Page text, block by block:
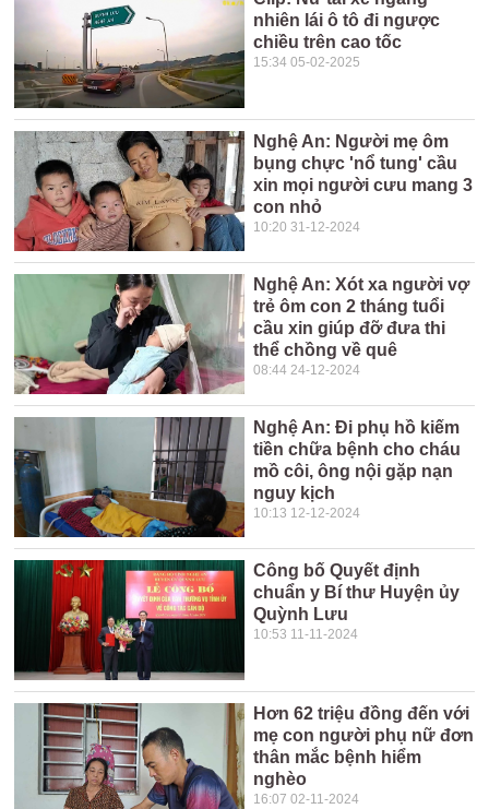
nhiên lái ô tô đi ngược
chiều trên cao tốc
15:34 05-02-2025
Nghệ An: Người mẹ ôm
bụng chực 'nổ tung' cầu
xin mọi người cưu mang 3
con nhỏ
10:20 31-12-2024
Nghệ An: Xót xa người vợ
trẻ ôm con 2 tháng tuổi
cầu xin giúp đỡ đưa thi
thể chồng về quê
08:44 24-12-2024
Nghệ An: Đi phụ hồ kiếm
tiền chữa bệnh cho cháu
mồ côi, ông nội gặp nạn
nguy kịch
10:13 12-12-2024
Công bố Quyết định
chuẩn y Bí thư Huyện ủy
Quỳnh Lưu
10:53 11-11-2024
Hơn 62 triệu đồng đến với
mẹ con người phụ nữ đơn
thân mắc bệnh hiểm
nghèo
16:07 02-11-2024